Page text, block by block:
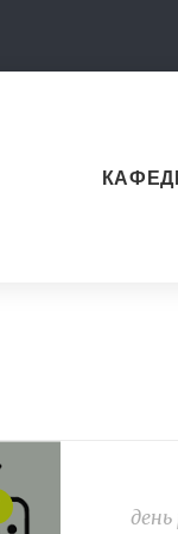
день